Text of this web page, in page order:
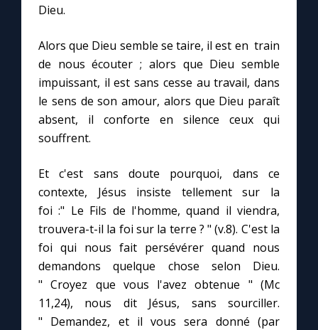
Dieu.
Alors que Dieu semble se taire, il est en train
de nous écouter ; alors que Dieu semble
impuissant, il est sans cesse au travail, dans
le sens de son amour, alors que Dieu paraît
absent, il conforte en silence ceux qui
souffrent.
Et c'est sans doute pourquoi, dans ce
contexte, Jésus insiste tellement sur la
foi :" Le Fils de l'homme, quand il viendra,
trouvera-t-il la foi sur la terre ? " (v.8). C'est la
foi qui nous fait persévérer quand nous
demandons quelque chose selon Dieu.
" Croyez que vous l'avez obtenue " (Mc
11,24), nous dit Jésus, sans sourciller.
" Demandez, et il vous sera donné (par